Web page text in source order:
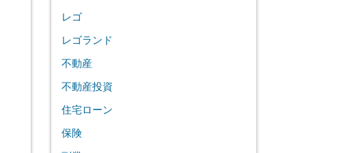
レゴ
レゴランド
不動産
不動産投資
住宅ローン
保険